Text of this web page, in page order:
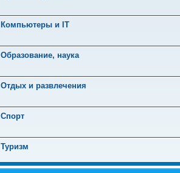
Компьютеры и IT
Образование, наука
Отдых и развлечения
Спорт
Туризм